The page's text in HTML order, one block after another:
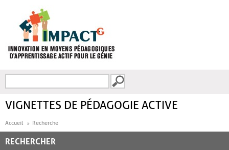
FORMULAIRE DE
VIGNETTES DE PÉDAGOGIE ACTIVE
Accueil Recherche
RECHERCHER